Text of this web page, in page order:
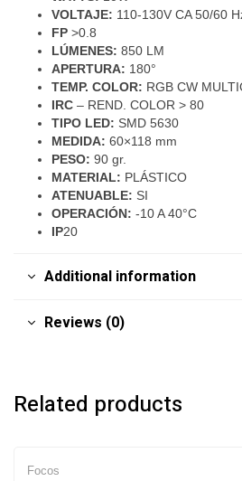
VOLTAJE: 110-130V CA 50/60
FP >0.8
LÚMENES: 850 LM
APERTURA: 180°
TEMP. COLOR: RGB CW
IRC – REND. COLOR > 80
TIPO LED: SMD 5630
MEDIDA: 60×118 mm
PESO: 90 gr.
MATERIAL: PLÁSTICO
ATENUABLE: SI
OPERACIÓN: -10 A 40°C
IP20
Additional information
Reviews (0)
Related products
Focos